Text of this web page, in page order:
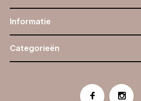
Informatie
Categorieën